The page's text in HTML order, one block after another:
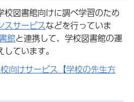
校図書館向けに調べ学習のため
スサービスなどを行っていま
館と連携して、学校図書館の運
ています。
向けサービス【学校の先生方